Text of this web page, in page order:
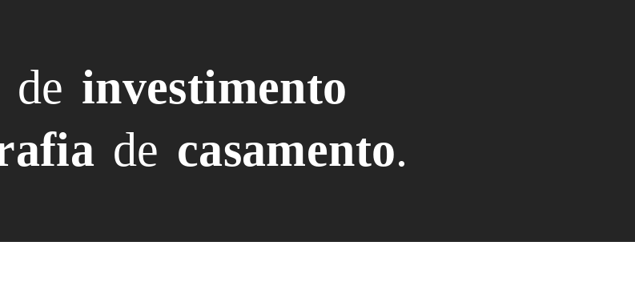
de investimento
de casamento.